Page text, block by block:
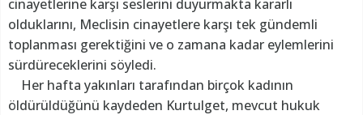
cinayetlerine karşı seslerini duyurmakta kararlı
olduklarını, Meclisin cinayetlere karşı tek gündemli
toplanması gerektiğini ve o zamana kadar eylemlerini
sürdüreceklerini söyledi.
Her hafta yakınları tarafından birçok kadının
öldürüldüğünü kaydeden Kurtulget, mevcut hukuk